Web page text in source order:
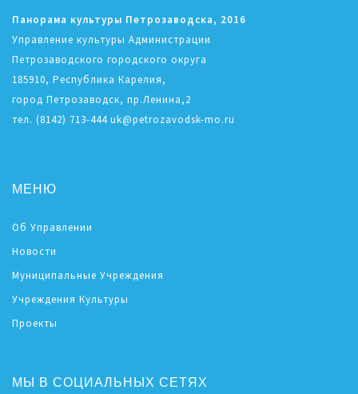
Панорама культуры Петрозаводска, 2016
Управление культуры Администрации
Петрозаводского городского округа
185910, Республика Карелия,
город Петрозаводск, пр.Ленина,2
тел. (8142) 713-444 uk@petrozavodsk-mo.ru
МЕНЮ
Об Управлении
Новости
Муниципальные Учреждения
Учреждения Культуры
Проекты
МЫ В СОЦИАЛЬНЫХ СЕТЯХ